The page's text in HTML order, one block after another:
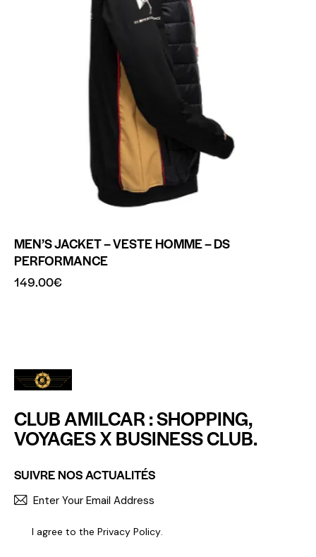
MEN’S JACKET – VESTE HOMME – DS
PERFORMANCE
149.00€
CLUB AMILCAR : SHOPPING,
VOYAGES X BUSINESS CLUB.
SUIVRE NOS ACTUALITÉS
I agree to the Privacy Policy.